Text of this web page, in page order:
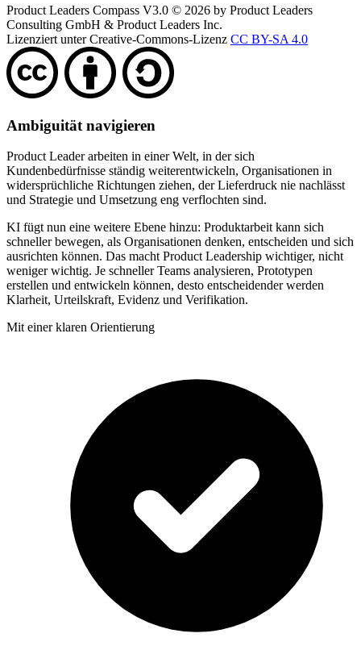
Product Leaders Compass V3.0 © 2026 by Product Leaders
Consulting GmbH & Product Leaders Inc.
Lizenziert unter Creative-Commons-Lizenz CC BY-SA 4.0
Ambiguität navigieren
Product Leader arbeiten in einer Welt, in der sich
Kundenbedürfnisse ständig weiterentwickeln, Organisationen in
widersprüchliche Richtungen ziehen, der Lieferdruck nie nachlässt
und Strategie und Umsetzung eng verflochten sind.
KI fügt nun eine weitere Ebene hinzu: Produktarbeit kann sich
schneller bewegen, als Organisationen denken, entscheiden und sich
ausrichten können. Das macht Product Leadership wichtiger, nicht
weniger wichtig. Je schneller Teams analysieren, Prototypen
erstellen und entwickeln können, desto entscheidender werden
Klarheit, Urteilskraft, Evidenz und Verifikation.
Mit einer klaren Orientierung